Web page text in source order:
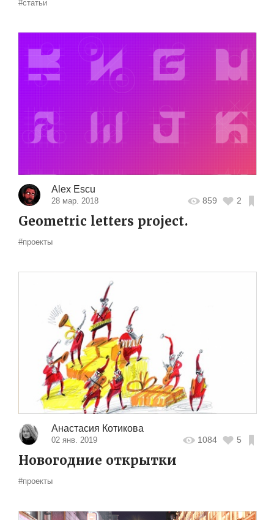
#статьи
Alex Escu
28 мар. 2018 859 2
Geometric letters project.
#проекты
Анастасия Котикова
02 янв. 2019 1084 5
Новогодние открытки
#проекты